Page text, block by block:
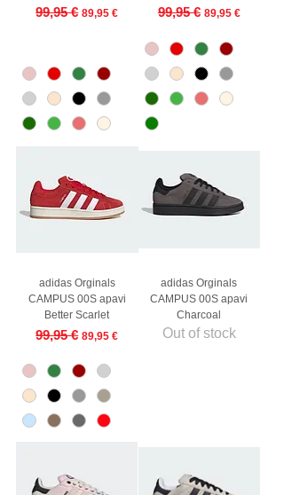
Regular Price
99,95 € Sale Price
89,95 €
Regular Price
99,95 € Sale Price
89,95 €
adidas Orginals
CAMPUS 00S apavi
Better Scarlet
Regular Price
99,95 € Sale Price
89,95 €
adidas Orginals
CAMPUS 00S apavi
Charcoal
Out of stock